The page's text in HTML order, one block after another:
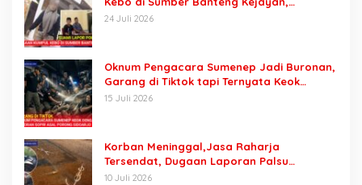
Keluarga Minta Segera Ditangkap
24 Juli 2026
Oknum Pengacara Sumenep Jadi Buronan,
Garang di Tiktok tapi Ternyata Keok
Dengan Laporan Seorang Sopir
15 Juli 2026
Korban Meninggal,Jasa Raharja
Tersendat, Dugaan Laporan Palsu
Kecelakaan Tunggal Jadi Pemicu
10 Juli 2026